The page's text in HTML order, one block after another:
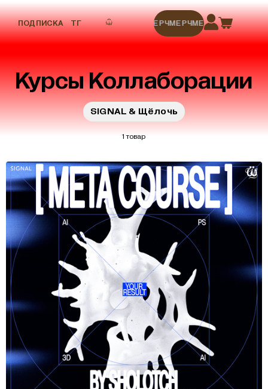
ПОДПИСКА ТГ МЕРЧМЕРЧМЕРЧМЕРЧМЕРЧ
Курсы Коллаборации
SIGNAL & Щёлочь
1 товар